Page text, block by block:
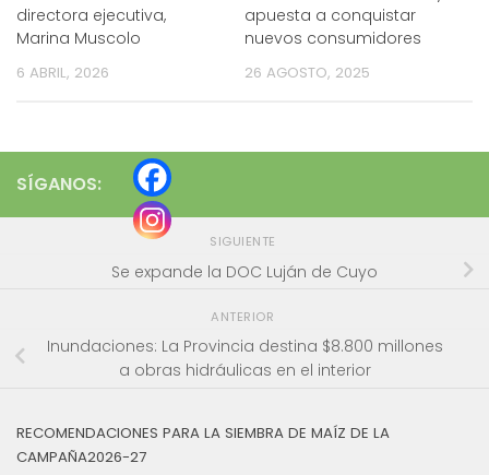
directora ejecutiva,
Marina Muscolo
6 ABRIL, 2026
apuesta a conquistar
nuevos consumidores
26 AGOSTO, 2025
SÍGANOS:
SIGUIENTE
Se expande la DOC Luján de Cuyo
ANTERIOR
Inundaciones: La Provincia destina $8.800 millones
a obras hidráulicas en el interior
RECOMENDACIONES PARA LA SIEMBRA DE MAÍZ DE LA
CAMPAÑA2026-27